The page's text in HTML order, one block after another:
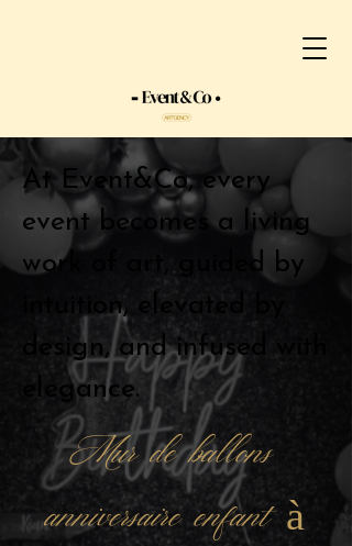
At Event&Co, every
event becomes a living
work of art, guided by
intuition, elevated by
design, and infused with
elegance.
Mur de ballons
anniversaire enfant à